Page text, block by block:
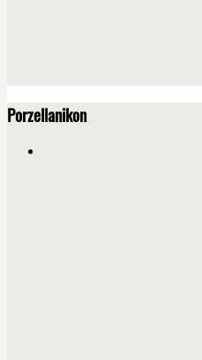
Porzellanikon